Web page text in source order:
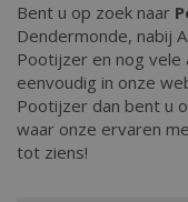
Bent u op zoek naar
Dendermonde, nabij
Pootijzer en nog vele
eenvoudig in onze
Pootijzer dan bent u
waar onze ervaren
tot ziens!